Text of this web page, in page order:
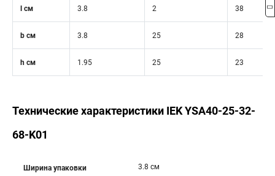
l см 3.8 2 38
b см 3.8 25 28
h см 1.95 25 23
Технические характеристики IEK YSA40-25-32-
68-K01
Ширина упаковки 3.8 см